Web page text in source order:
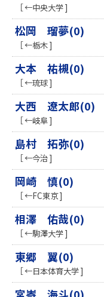
［ ←中央大学 ]
松岡 瑠夢(0)
［ ←栃木 ]
大本 祐槻(0)
［ ←琉球 ]
大西 遼太郎(0)
［ ←岐阜 ]
島村 拓弥(0)
［ ←今治 ]
岡崎 慎(0)
［ ←FC東京 ]
相澤 佑哉(0)
［ ←駒澤大学 ]
東郷 翼(0)
［ ←日本体育大学 ]